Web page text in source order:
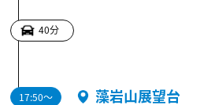
40分
17:50～
藻岩山展望台